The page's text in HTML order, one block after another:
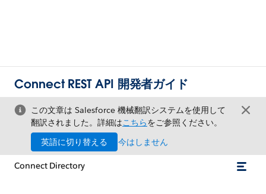
Connect REST API 開発者ガイド
この文章は Salesforce 機械翻訳システムを使用して
翻訳されました。詳細はこちらをご参照ください。
英語に切り替える
今はしません
Connect Directory